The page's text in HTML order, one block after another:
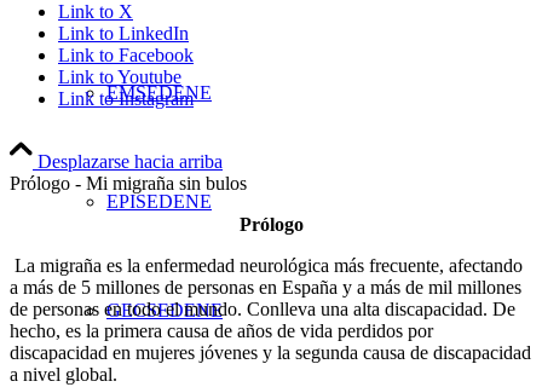
EMSEDENE
EPISEDENE
GECSEDENE
Link to X
Link to LinkedIn
Link to Facebook
Link to Youtube
Link to Instagram
Desplazarse hacia arriba
Prólogo - Mi migraña sin bulos
Prólogo
La migraña es la enfermedad neurológica más frecuente, afectando
a más de 5 millones de personas en España y a más de mil millones
de personas en todo el mundo. Conlleva una alta discapacidad. De
hecho, es la primera causa de años de vida perdidos por
discapacidad en mujeres jóvenes y la segunda causa de discapacidad
a nivel global.